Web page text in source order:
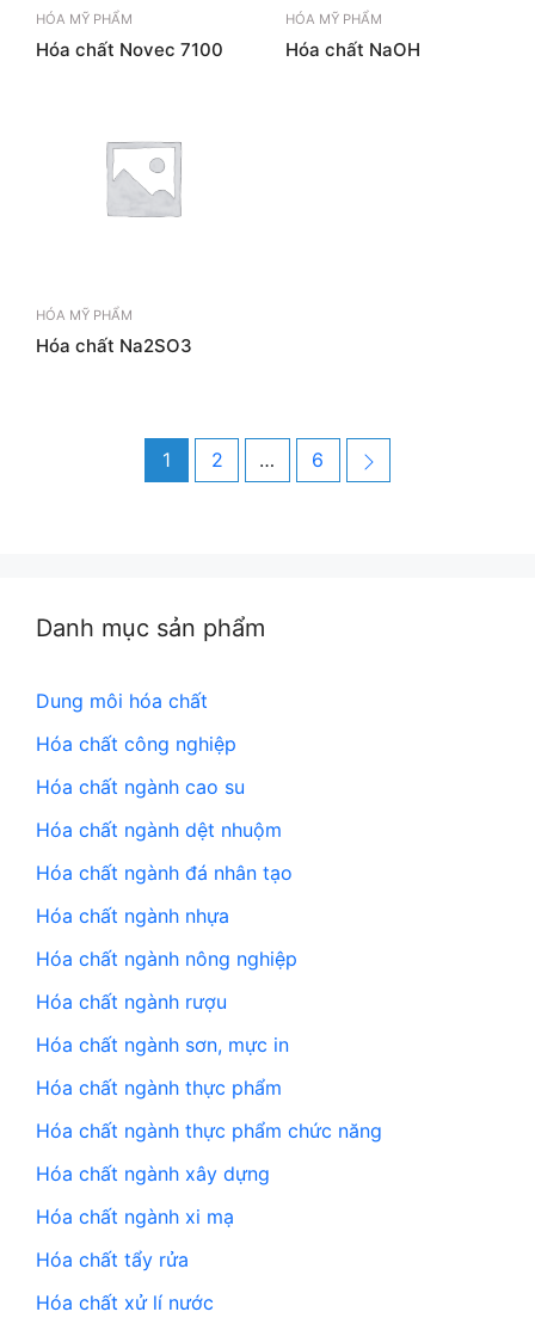
HÓA MỸ PHẨM
Hóa chất Novec 7100
HÓA MỸ PHẨM
Hóa chất NaOH
HÓA MỸ PHẨM
Hóa chất Na2SO3
navigation
Page
1 Page
2 … Page
6 Next
Danh mục sản phẩm
Dung môi hóa chất
Hóa chất công nghiệp
Hóa chất ngành cao su
Hóa chất ngành dệt nhuộm
Hóa chất ngành đá nhân tạo
Hóa chất ngành nhựa
Hóa chất ngành nông nghiệp
Hóa chất ngành rượu
Hóa chất ngành sơn, mực in
Hóa chất ngành thực phẩm
Hóa chất ngành thực phẩm chức năng
Hóa chất ngành xây dựng
Hóa chất ngành xi mạ
Hóa chất tẩy rửa
Hóa chất xử lí nước